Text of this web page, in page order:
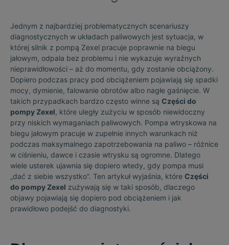
Jednym z najbardziej problematycznych scenariuszy
diagnostycznych w układach paliwowych jest sytuacja, w
której silnik z pompą Zexel pracuje poprawnie na biegu
jałowym, odpala bez problemu i nie wykazuje wyraźnych
nieprawidłowości – aż do momentu, gdy zostanie obciążony.
Dopiero podczas pracy pod obciążeniem pojawiają się spadki
mocy, dymienie, falowanie obrotów albo nagłe gaśnięcie. W
takich przypadkach bardzo często winne są Części do
pompy Zexel, które uległy zużyciu w sposób niewidoczny
przy niskich wymaganiach paliwowych. Pompa wtryskowa na
biegu jałowym pracuje w zupełnie innych warunkach niż
podczas maksymalnego zapotrzebowania na paliwo – różnice
w ciśnieniu, dawce i czasie wtrysku są ogromne. Dlatego
wiele usterek ujawnia się dopiero wtedy, gdy pompa musi
„dać z siebie wszystko”. Ten artykuł wyjaśnia, które Części
do pompy Zexel zużywają się w taki sposób, dlaczego
objawy pojawiają się dopiero pod obciążeniem i jak
prawidłowo podejść do diagnostyki.